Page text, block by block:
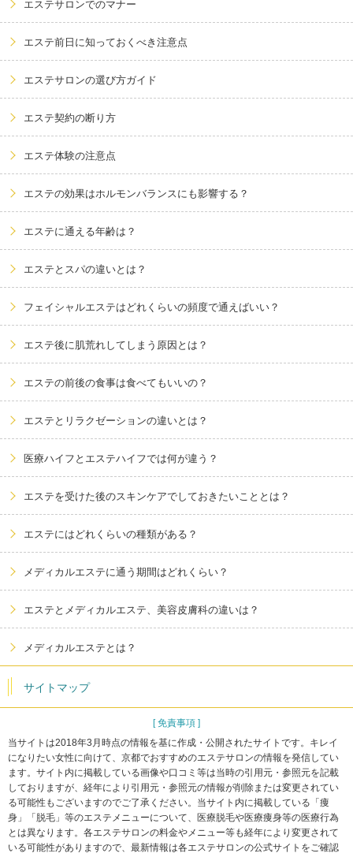
エステサロンでのマナー
エステ前日に知っておくべき注意点
エステサロンの選び方ガイド
エステ契約の断り方
エステ体験の注意点
エステの効果はホルモンバランスにも影響する？
エステに通える年齢は？
エステとスパの違いとは？
フェイシャルエステはどれくらいの頻度で通えばいい？
エステ後に肌荒れしてしまう原因とは？
エステの前後の食事は食べてもいいの？
エステとリラクゼーションの違いとは？
医療ハイフとエステハイフでは何が違う？
エステを受けた後のスキンケアでしておきたいこととは？
エステにはどれくらいの種類がある？
メディカルエステに通う期間はどれくらい？
エステとメディカルエステ、美容皮膚科の違いは？
メディカルエステとは？
サイトマップ
[ 免責事項 ]
当サイトは2018年3月時点の情報を基に作成・公開されたサイトです。キレイ
になりたい女性に向けて、京都でおすすめのエステサロンの情報を発信してい
ます。サイト内に掲載している画像や口コミ等は当時の引用元・参照元を記載
しておりますが、経年により引用元・参照元の情報が削除または変更されてい
る可能性もございますのでご了承ください。当サイト内に掲載している「痩
身」「脱毛」等のエステメニューについて、医療脱毛や医療痩身等の医療行為
とは異なります。各エステサロンの料金やメニュー等も経年により変更されて
いる可能性がありますので、最新情報は各エステサロンの公式サイトをご確認